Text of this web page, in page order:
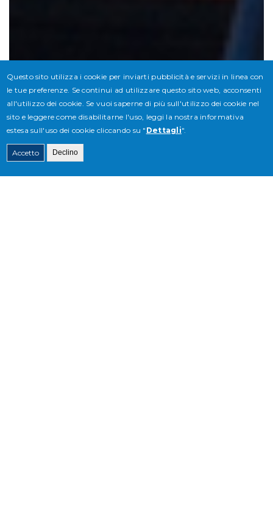
Questo sito utilizza i cookie per inviarti pubblicità e servizi in linea con
le tue preferenze. Se continui ad utilizzare questo sito web, acconsenti
all'utilizzo dei cookie. Se vuoi saperne di più sull'utilizzo dei cookie nel
sito e leggere come disabilitarne l'uso, leggi la nostra informativa
estesa sull'uso dei cookie cliccando su " Dettagli".
Accetto Declino